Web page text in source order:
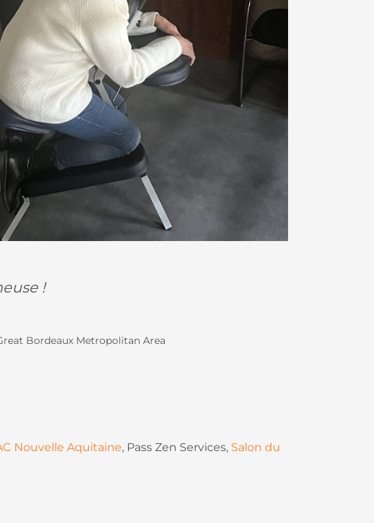
!
Bordeaux Metropolitan Area
Nouvelle Aquitaine, Pass Zen Services, Salon du